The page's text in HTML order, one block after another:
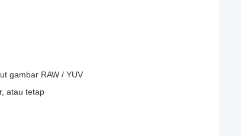
gambar RAW / YUV
atau tetap